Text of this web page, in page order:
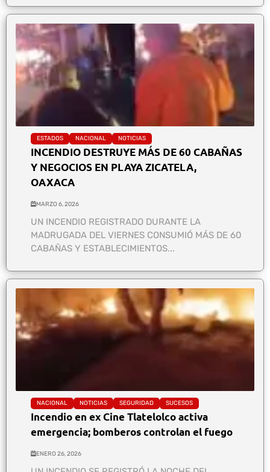
ESTADOS NACIONAL NOTICIAS
INCENDIO DESTRUYE MÁS DE 60 CABAÑAS
Y NEGOCIOS EN PLAYA ZICATELA,
OAXACA
MARZO 6, 2026
UN INCENDIO REGISTRADO DURANTE LA
MADRUGADA DEL VIERNES CONSUMIÓ MÁS DE 60
CABAÑAS Y ESTABLECIMIENTOS...
NACIONAL NOTICIAS SEGURIDAD SUCESOS
Incendio en ex Cine Tlatelolco activa
emergencia; bomberos controlan el fuego
ENERO 26, 2026